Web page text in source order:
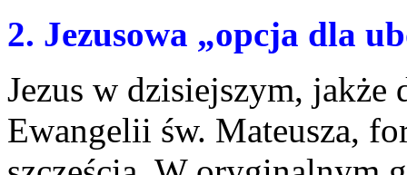
2. Jezusowa „opcja dla
Jezus w dzisiejszym, jakże
Ewangelii św. Mateusza,